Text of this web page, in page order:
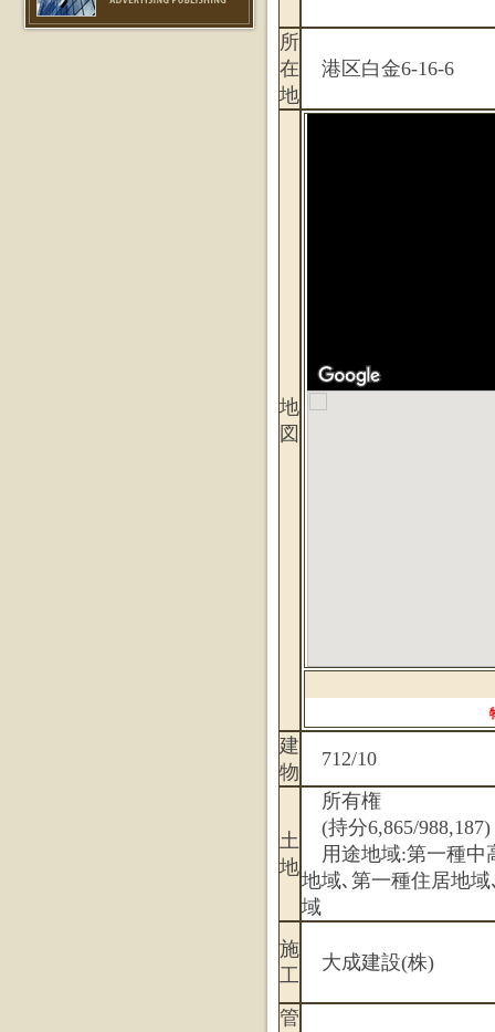
所
在
地
港区白金6-16-6
地
図
建
物
712/10
土
地
所有権
(持分6,865/988,187)
用途地域:第一種中
地域､第一種住居地
域
施
工
大成建設(株)
管